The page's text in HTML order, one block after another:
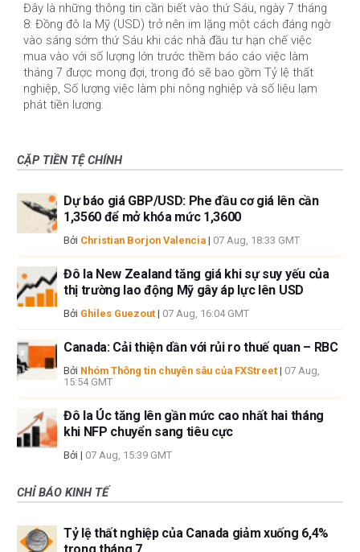
Đây là những thông tin cần biết vào thứ Sáu, ngày 7 tháng
8: Đồng đô la Mỹ (USD) trở nên im lặng một cách đáng ngờ
vào sáng sớm thứ Sáu khi các nhà đầu tư hạn chế việc
mua vào với số lượng lớn trước thềm báo cáo việc làm
tháng 7 được mong đợi, trong đó sẽ bao gồm Tỷ lệ thất
nghiệp, Số lượng việc làm phi nông nghiệp và số liệu lạm
phát tiền lương.
CẶP TIỀN TỆ CHÍNH
Dự báo giá GBP/USD: Phe đầu cơ giá lên cần
1,3560 để mở khóa mức 1,3600
Bởi Christian Borjon Valencia | 07 Aug, 18:33 GMT
Đô la New Zealand tăng giá khi sự suy yếu của
thị trường lao động Mỹ gây áp lực lên USD
Bởi Ghiles Guezout | 07 Aug, 16:04 GMT
Canada: Cải thiện dần với rủi ro thuế quan – RBC
Bởi Nhóm Thông tin chuyên sâu của FXStreet | 07 Aug,
15:54 GMT
Đô la Úc tăng lên gần mức cao nhất hai tháng
khi NFP chuyển sang tiêu cực
Bởi | 07 Aug, 15:39 GMT
CHỈ BÁO KINH TẾ
Tỷ lệ thất nghiệp của Canada giảm xuống 6,4%